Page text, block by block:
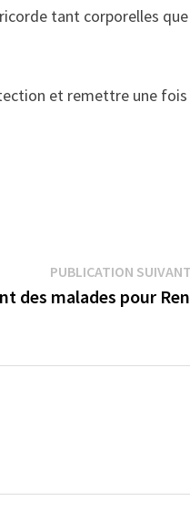
tant corporelles que
et remettre une fois
PUBLICATION
des malades pour